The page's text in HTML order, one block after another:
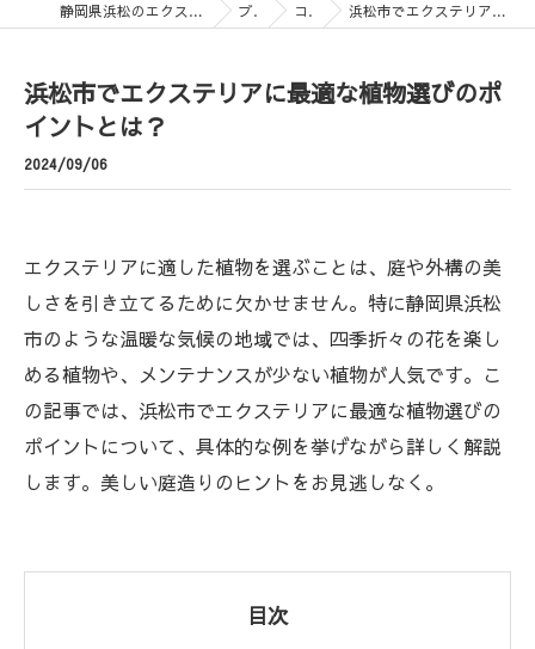
静岡県浜松のエクステリアなら有限会社エムビーズ ブログ コラム 浜松市でエクステリアに最適な植物選びのポイントとは？
浜松市でエクステリアに最適な植物選びのポ
イントとは？
2024/09/06
エクステリアに適した植物を選ぶことは、庭や外構の美
しさを引き立てるために欠かせません。特に静岡県浜松
市のような温暖な気候の地域では、四季折々の花を楽し
める植物や、メンテナンスが少ない植物が人気です。こ
の記事では、浜松市でエクステリアに最適な植物選びの
ポイントについて、具体的な例を挙げながら詳しく解説
します。美しい庭造りのヒントをお見逃しなく。
目次